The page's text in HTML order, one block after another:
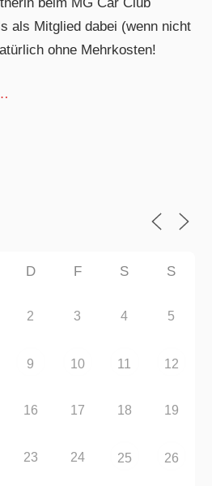
als Mitglied dabei (wenn nicht
ohne Mehrkosten!
D F S S
2 3 4 5
9 10 11 12
16 17 18 19
23 24 25 26